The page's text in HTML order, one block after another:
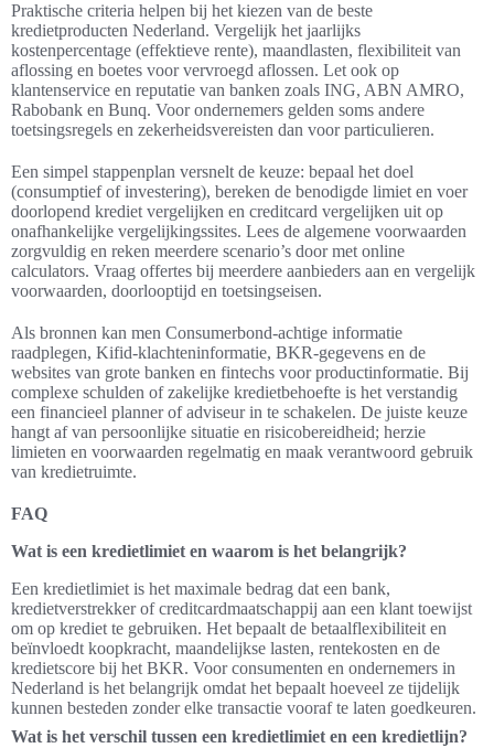
Praktische criteria helpen bij het kiezen van de beste
kredietproducten Nederland. Vergelijk het jaarlijks
kostenpercentage (effektieve rente), maandlasten, flexibiliteit van
aflossing en boetes voor vervroegd aflossen. Let ook op
klantenservice en reputatie van banken zoals ING, ABN AMRO,
Rabobank en Bunq. Voor ondernemers gelden soms andere
toetsingsregels en zekerheidsvereisten dan voor particulieren.
Een simpel stappenplan versnelt de keuze: bepaal het doel
(consumptief of investering), bereken de benodigde limiet en voer
doorlopend krediet vergelijken en creditcard vergelijken uit op
onafhankelijke vergelijkingssites. Lees de algemene voorwaarden
zorgvuldig en reken meerdere scenario’s door met online
calculators. Vraag offertes bij meerdere aanbieders aan en vergelijk
voorwaarden, doorlooptijd en toetsingseisen.
Als bronnen kan men Consumerbond-achtige informatie
raadplegen, Kifid-klachteninformatie, BKR-gegevens en de
websites van grote banken en fintechs voor productinformatie. Bij
complexe schulden of zakelijke kredietbehoefte is het verstandig
een financieel planner of adviseur in te schakelen. De juiste keuze
hangt af van persoonlijke situatie en risicobereidheid; herzie
limieten en voorwaarden regelmatig en maak verantwoord gebruik
van kredietruimte.
FAQ
Wat is een kredietlimiet en waarom is het belangrijk?
Een kredietlimiet is het maximale bedrag dat een bank,
kredietverstrekker of creditcardmaatschappij aan een klant toewijst
om op krediet te gebruiken. Het bepaalt de betaalflexibiliteit en
beïnvloedt koopkracht, maandelijkse lasten, rentekosten en de
kredietscore bij het BKR. Voor consumenten en ondernemers in
Nederland is het belangrijk omdat het bepaalt hoeveel ze tijdelijk
kunnen besteden zonder elke transactie vooraf te laten goedkeuren.
Wat is het verschil tussen een kredietlimiet en een kredietlijn?